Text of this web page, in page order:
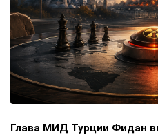
Глава МИД Турции Фидан